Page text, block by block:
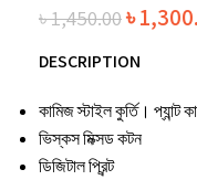
৳1,450.00৳
DESCRIPTION
কামিজ স্টাইল কুর্তি। প্যান্ট
ভিস্কস মিক্সড কটন
ডিজিটাল প্রিন্ট